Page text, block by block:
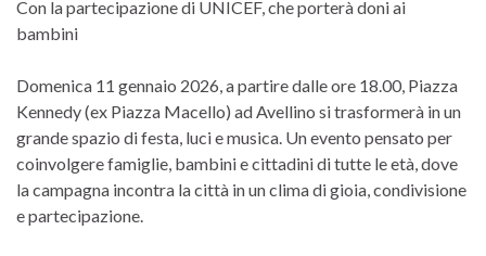
Con la partecipazione di UNICEF, che porterà doni ai
bambini
Domenica 11 gennaio 2026, a partire dalle ore 18.00, Piazza
Kennedy (ex Piazza Macello) ad Avellino si trasformerà in un
grande spazio di festa, luci e musica. Un evento pensato per
coinvolgere famiglie, bambini e cittadini di tutte le età, dove
la campagna incontra la città in un clima di gioia, condivisione
e partecipazione.